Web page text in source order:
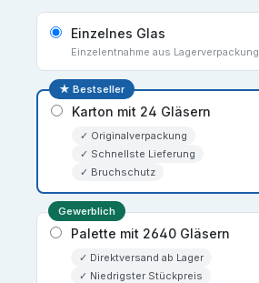
Einzelnes Glas
Einzelentnahme aus Lagerverpackung
★ Bestseller
Karton mit 24 Gläsern
✓ Originalverpackung
✓ Schnellste Lieferung
✓ Bruchschutz
Gewerblich
Palette mit 2640 Gläsern
✓ Direktversand ab Lager
✓ Niedrigster Stückpreis